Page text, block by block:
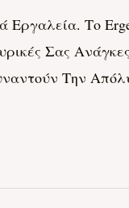
Εργαλεία. Το
Σας
Την